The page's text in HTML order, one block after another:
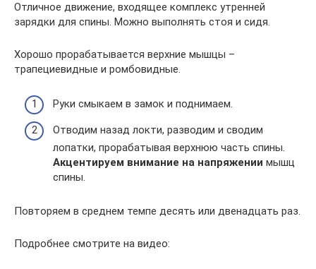
Отличное движение, входящее комплекс утренней
зарядки для спины. Можно выполнять стоя и сидя.
Хорошо прорабатывается верхние мышцы –
трапециевидные и ромбовидные.
Руки смыкаем в замок и поднимаем.
Отводим назад локти, разводим и сводим
лопатки, прорабатывая верхнюю часть спины.
Акцентируем внимание на напряжении мышц
спины.
Повторяем в среднем темпе десять или двенадцать раз.
Подробнее смотрите на видео: